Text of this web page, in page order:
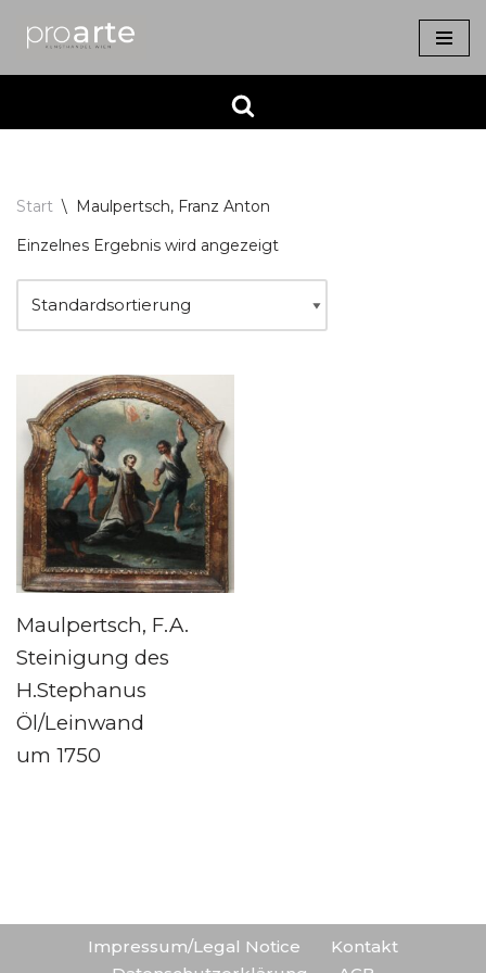
Start \
Maulpertsch, Franz Anton
Einzelnes Ergebnis wird angezeigt
Maulpertsch, F.A.
Steinigung des
H.Stephanus
Öl/Leinwand
um 1750
Impressum/Legal Notice
Kontakt